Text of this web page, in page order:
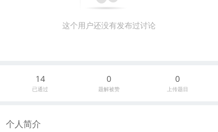
这个用户还没有发布过讨论
14
已通过
0
题解被赞
0
上传题目
个人简介